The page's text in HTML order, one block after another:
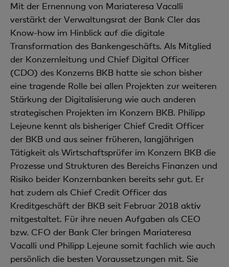
Mit der Ernennung von Mariateresa Vacalli
verstärkt der Verwaltungsrat der Bank Cler das
Know-how im Hinblick auf die digitale
Transformation des Bankengeschäfts. Als Mitglied
der Konzernleitung und Chief Digital Officer
(CDO) des Konzerns BKB hatte sie schon bisher
eine tragende Rolle bei allen Projekten zur weiteren
Stärkung der Digitalisierung wie auch anderen
strategischen Projekten im Konzern BKB. Philipp
Lejeune kennt als bisheriger Chief Credit Officer
der BKB und aus seiner früheren, langjährigen
Tätigkeit als Wirtschaftsprüfer im Konzern BKB die
Prozesse und Strukturen des Bereichs Finanzen und
Risiko beider Konzernbanken bereits sehr gut. Er
hat zudem als Chief Credit Officer das
Kreditgeschäft der BKB seit Februar 2018 aktiv
mitgestaltet. Für ihre neuen Aufgaben als CEO
bzw. CFO der Bank Cler bringen Mariateresa
Vacalli und Philipp Lejeune somit fachlich wie auch
persönlich die besten Voraussetzungen mit. Sie